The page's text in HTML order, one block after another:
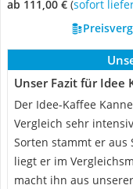
ab 111,00 € ( Sofort
Unser Fazit für Idee
Der Idee-Kaffee
Vergleich sehr
Sorten stammt er aus
liegt er im
macht ihn aus